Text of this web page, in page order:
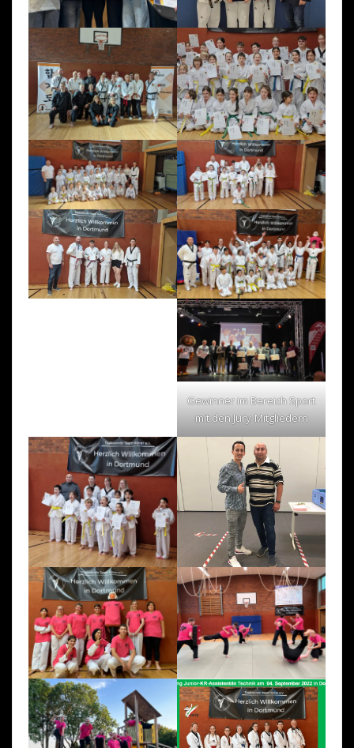
Gewinner im Bereich Sport
mit den Jury-Mitgliedern